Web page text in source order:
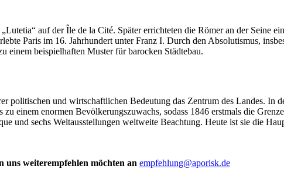
auf der Île de la Cité. Später errichteten die Römer an der Seine
Paris im 16. Jahrhundert unter Franz I. Durch den Absolutismus,
einem beispielhaften Muster für barocken Städtebau.
und wirtschaftlichen Bedeutung das Zentrum des Landes. In
einem enormen Bevölkerungszuwachs, sodass 1846 erstmals die
und sechs Weltausstellungen weltweite Beachtung. Heute ist sie die
uns weiterempfehlen möchten an empfehlung@aporisk.de